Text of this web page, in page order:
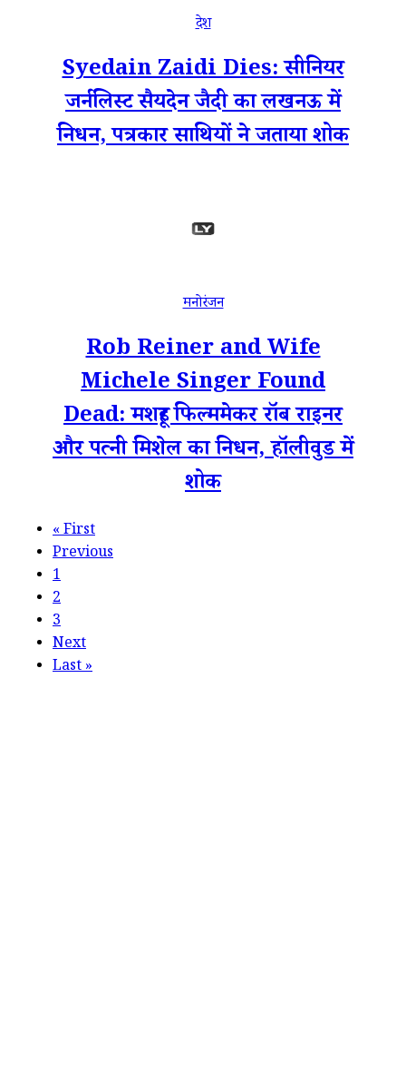
देश
Syedain Zaidi Dies: सीनियर
जर्नलिस्ट सैयदेन जैदी का लखनऊ में
निधन, पत्रकार साथियों ने जताया शोक
मनोरंजन
Rob Reiner and Wife
Michele Singer Found
Dead: मशहूर फिल्ममेकर रॉब राइनर
और पत्नी मिशेल का निधन, हॉलीवुड में
शोक
«First
Previous
1
2
3
Next
Last»